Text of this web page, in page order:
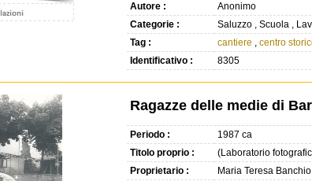
Autore :
Anonimo
Categorie :
Saluzzo , Scuola ,
Tag :
cantiere , centro
Identificativo :
8305
Ragazze delle medie di
Periodo :
1987 ca
Titolo proprio :
(Laboratorio
Proprietario :
Maria Teresa Banchio